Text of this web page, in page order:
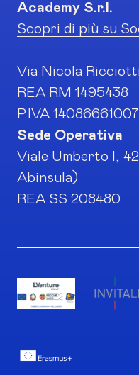
Academy S.r.l.
Scopri di più su
Via Nicola
REA RM 1495438
P.IVA 14086661007
Sede Operativa
Viale Umberto I,
Abinsula)
REA SS 208480